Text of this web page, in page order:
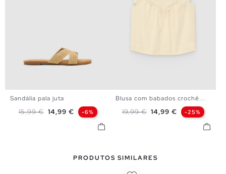
38
Sandália pala juta
Preço normal
15,99 € Preço
14,99 € -6%
Blusa com babados crochê...
Preço normal
19,99 € Preço
14,99 € -25%
PRODUTOS SIMILARES